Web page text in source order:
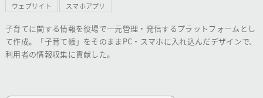
ウェブサイト スマホアプリ
子育てに関する情報を役場で一元管理・発信するプラットフォームとし
て作成。「子育て帳」をそのままPC・スマホに入れ込んだデザインで、
利用者の情報収集に貢献した。